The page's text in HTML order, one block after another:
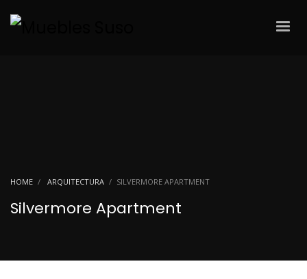
HOME ARQUITECTURA SILVERMORE APARTMENT
Silvermore Apartment